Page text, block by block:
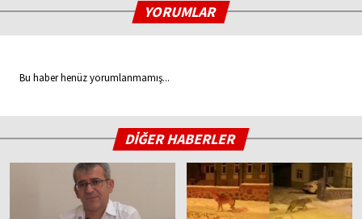
YORUMLAR
Bu haber henüz yorumlanmamış...
DİĞER HABERLER